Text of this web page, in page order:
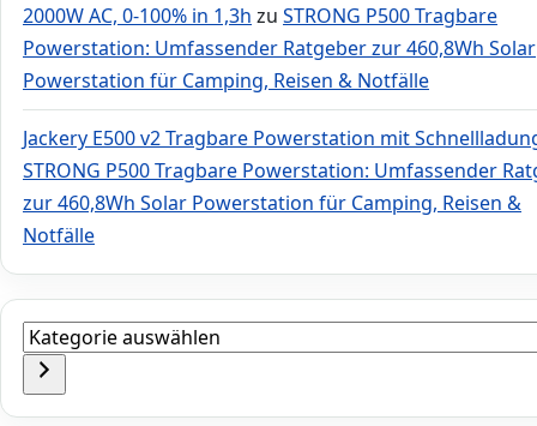
2000W AC, 0-100% in 1,3h zu STRONG P500 Tragbare
Powerstation: Umfassender Ratgeber zur 460,8Wh Solar
Powerstation für Camping, Reisen & Notfälle
Jackery E500 v2 Tragbare Powerstation mit
STRONG P500 Tragbare Powerstation: Umfassender
zur 460,8Wh Solar Powerstation für Camping, Reisen &
Notfälle
Kategorie
auswählen